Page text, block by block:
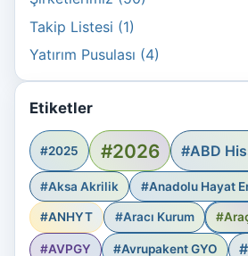
Takip Listesi (1)
Yatırım Pusulası (4)
Etiketler
#2025 #2026 #ABD
#Aksa Akrilik #Anadolu Hayat
#ANHYT #Aracı Kurum
#AVPGY #Avrupakent GYO